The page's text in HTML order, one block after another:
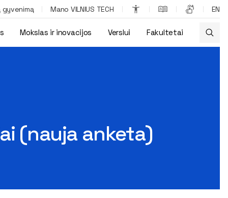
gyvenimą Mano VILNIUS TECH EN
Mokslas ir inovacijos Verslui Fakultetai
(nauja anketa)